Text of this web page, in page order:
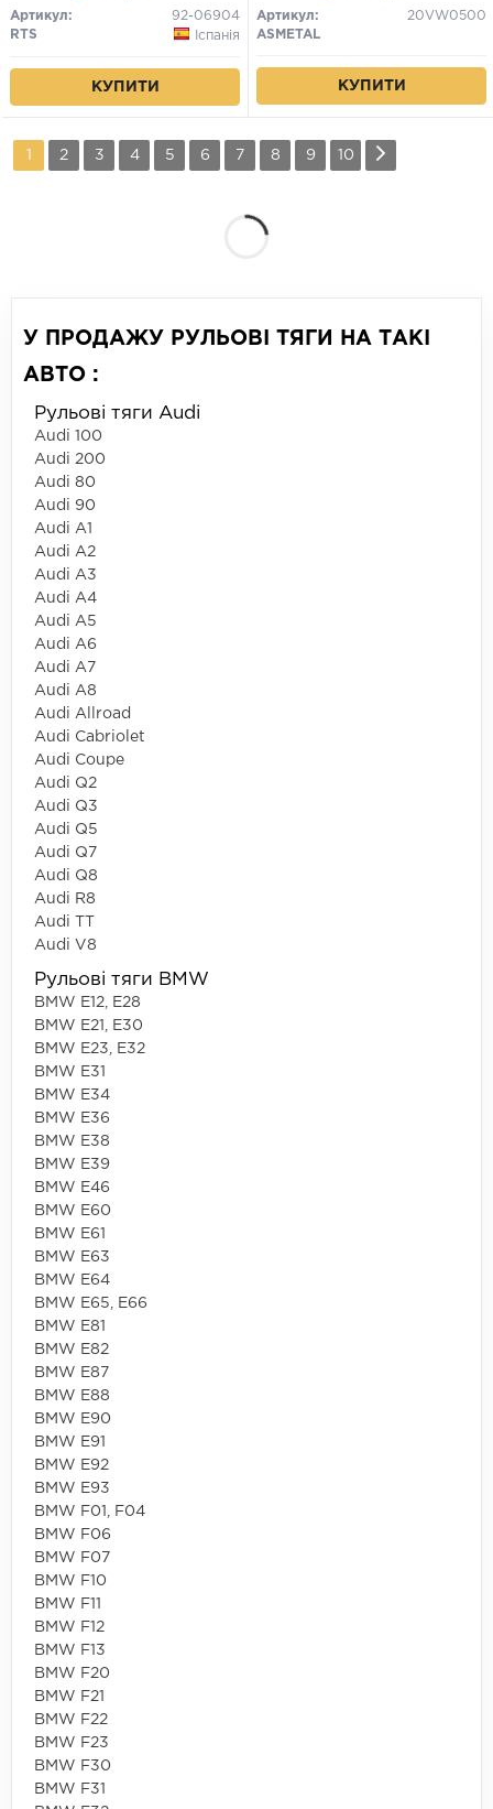
Артикул:
92-06904
RTS
Іспанія
КУПИТИ
Артикул:
20VW0500
ASMETAL
КУПИТИ
1 2 3 4 5 6 7 8 9 10
У ПРОДАЖУ РУЛЬОВІ ТЯГИ НА ТАКІ
АВТО :
Рульові тяги Audi
Audi 100
Audi 200
Audi 80
Audi 90
Audi A1
Audi A2
Audi A3
Audi A4
Audi A5
Audi A6
Audi A7
Audi A8
Audi Allroad
Audi Cabriolet
Audi Coupe
Audi Q2
Audi Q3
Audi Q5
Audi Q7
Audi Q8
Audi R8
Audi TT
Audi V8
Рульові тяги BMW
BMW E12, E28
BMW E21, E30
BMW E23, E32
BMW E31
BMW E34
BMW E36
BMW E38
BMW E39
BMW E46
BMW E60
BMW E61
BMW E63
BMW E64
BMW E65, E66
BMW E81
BMW E82
BMW E87
BMW E88
BMW E90
BMW E91
BMW E92
BMW E93
BMW F01, F04
BMW F06
BMW F07
BMW F10
BMW F11
BMW F12
BMW F13
BMW F20
BMW F21
BMW F22
BMW F23
BMW F30
BMW F31